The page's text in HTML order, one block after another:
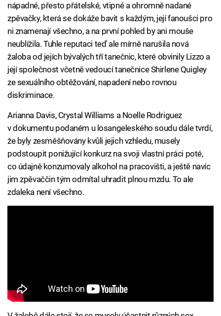
nápadné, přesto přátelské, vtipné a ohromně nadané
zpěvačky, která se dokáže bavit s každým, její fanoušci pro
ni znamenají všechno, a na první pohled by ani mouše
neublížila. Tuhle reputaci teď ale mírně narušila nová
žaloba od jejích bývalých tří tanečnic, které obvinily Lizzo a
její společnost včetně vedoucí tanečnice Shirlene Quigley
ze sexuálního obtěžování, napadení nebo rovnou
diskriminace.
Arianna Davis, Crystal Williams a Noelle Rodriguez
v dokumentu podaném u losangeleského soudu dále tvrdí,
že byly zesměšňovány kvůli jejich vzhledu, musely
podstoupit ponižující konkurz na svoji vlastní práci poté,
co údajně konzumovaly alkohol na pracovišti, a ještě navíc
jim zpěvaččin tým odmítal uhradit plnou mzdu. To ale
zdaleka není všechno.